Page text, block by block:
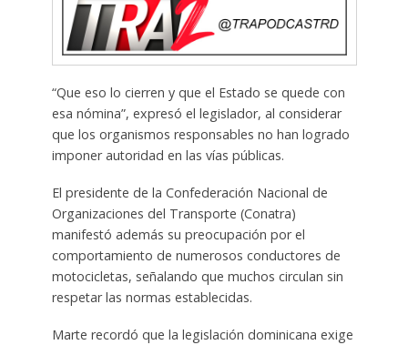
“Que eso lo cierren y que el Estado se quede con
esa nómina”, expresó el legislador, al considerar
que los organismos responsables no han logrado
imponer autoridad en las vías públicas.
El presidente de la Confederación Nacional de
Organizaciones del Transporte (Conatra)
manifestó además su preocupación por el
comportamiento de numerosos conductores de
motocicletas, señalando que muchos circulan sin
respetar las normas establecidas.
Marte recordó que la legislación dominicana exige